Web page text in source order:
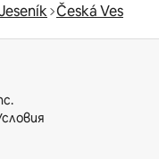
Česká Ves